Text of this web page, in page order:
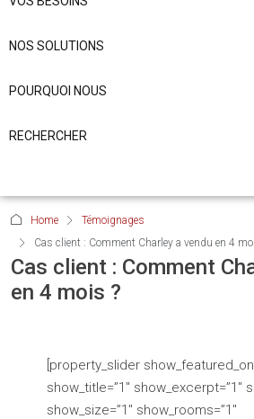
NOS SOLUTIONS
POURQUOI NOUS
RECHERCHER
Home
Témoignages
Cas client : Comment Charley a vendu en 4
Cas client : Comment
en 4 mois ?
[property_slider
show_title=”1″ show_excerpt=”1″
show_size=”1″ show_rooms=”1″